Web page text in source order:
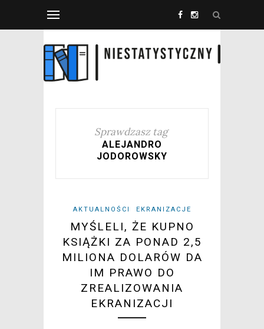
Sprawdzasz tag
ALEJANDRO
JODOROWSKY
AKTUALNOŚCI EKRANIZACJE
MYŚLELI, ŻE KUPNO
KSIĄŻKI ZA PONAD 2,5
MILIONA DOLARÓW DA
IM PRAWO DO
ZREALIZOWANIA
EKRANIZACJI